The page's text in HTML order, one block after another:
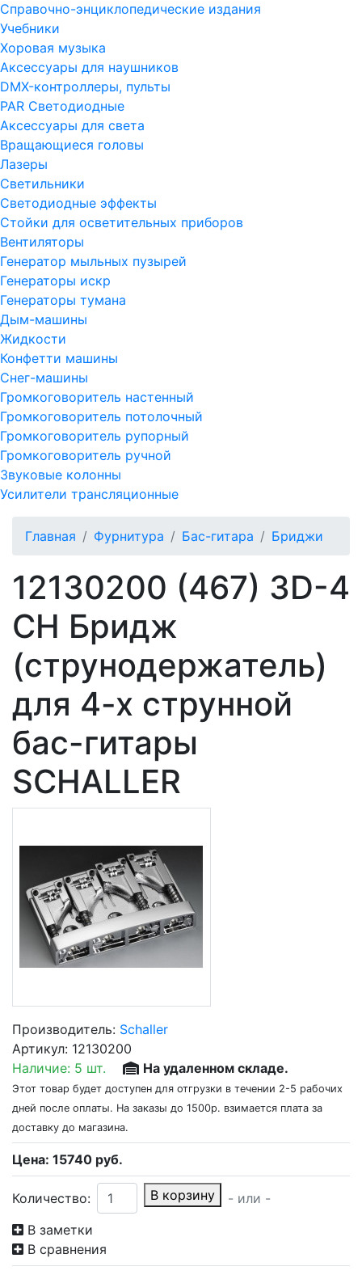
Справочно-энциклопедические издания
Учебники
Хоровая музыка
Аксессуары для наушников
DMX-контроллеры, пульты
PAR Светодиодные
Аксессуары для света
Вращающиеся головы
Лазеры
Светильники
Светодиодные эффекты
Стойки для осветительных приборов
Вентиляторы
Генератор мыльных пузырей
Генераторы искр
Генераторы тумана
Дым-машины
Жидкости
Конфетти машины
Снег-машины
Громкоговоритель настенный
Громкоговоритель потолочный
Громкоговоритель рупорный
Громкоговоритель ручной
Звуковые колонны
Усилители трансляционные
Главная Фурнитура Бас-гитара Бриджи
12130200 (467) 3D-4
CH Бридж
(струнодержатель)
для 4-х струнной
бас-гитары
SCHALLER
Производитель: Schaller
Артикул: 12130200
Наличие: 5 шт. На удаленном складе.
Этот товар будет доступен для отгрузки в течении 2-5 рабочих
дней после оплаты. На заказы до 1500р. взимается плата за
доставку до магазина.
Цена: 15740 руб.
Количество: В корзину
- или -
В заметки
В сравнения